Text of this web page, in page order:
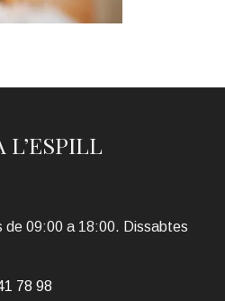
L’ESPILL
de 09:00 a 18:00. Dissabtes
78 98